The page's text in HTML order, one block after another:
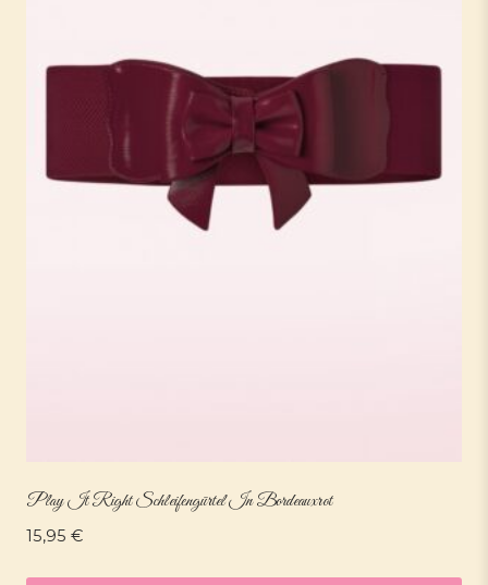
Play It Right Schleifengürtel In Bordeauxrot
15,95 €